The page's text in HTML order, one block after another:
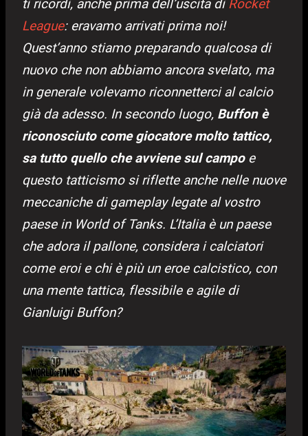
ti ricordi, anche prima dell’uscita diRocket
League: eravamo arrivati prima noi!
Quest’anno stiamo preparando qualcosa di
nuovo che non abbiamo ancora svelato, ma
in generale volevamo riconnetterci al calcio
già da adesso. In secondo luogo, Buffon è
riconosciuto come giocatore molto tattico,
sa tutto quello che avviene sul campoe
questo tatticismo si riflette anche nelle nuove
meccaniche di gameplay legate al vostro
paese in World of Tanks. L’Italia è un paese
che adora il pallone, considera i calciatori
come eroi e chi è più un eroe calcistico, con
una mente tattica, flessibile e agile di
Gianluigi Buffon?